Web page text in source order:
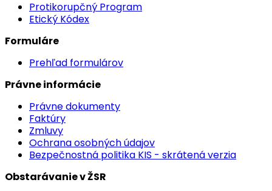
Protikorupčný Program
Etický Kódex
Formuláre
Prehľad formulárov
Právne informácie
Právne dokumenty
Faktúry
Zmluvy
Ochrana osobných údajov
Bezpečnostná politika KIS - skrátená verzia
Obstarávanie v ŽSR